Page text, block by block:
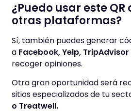
¿Puedo usar este
otras plataformas?
Sí, también puedes generar
a Facebook, Yelp, TripAdvisor
recoger opiniones.
Otra gran oportunidad será
sitios especializados de tu
o Treatwell.